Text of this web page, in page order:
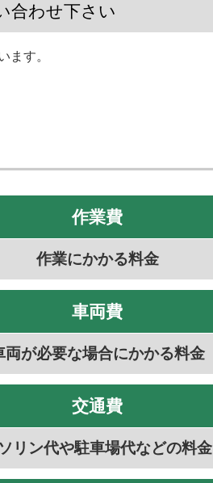
合わせ下さい
ます。
作業費
作業にかかる料金
車両費
両が必要な場合にかかる料金
交通費
リン代や駐車場代などの料金